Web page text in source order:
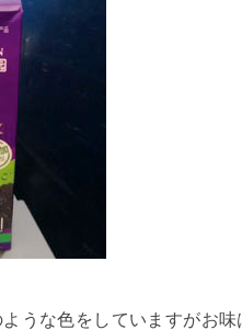
うな色をしていますがお味